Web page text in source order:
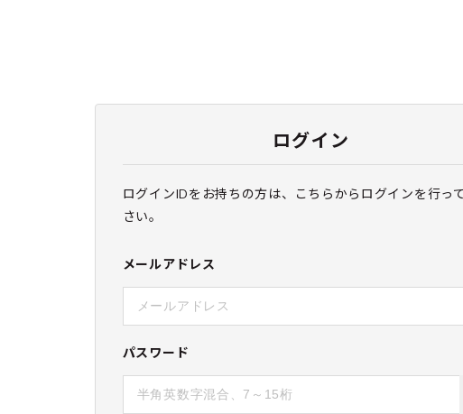
ログイン
ログインIDをお持ちの方は、こちらからログインを行っ
さい。
メールアドレス
パスワード